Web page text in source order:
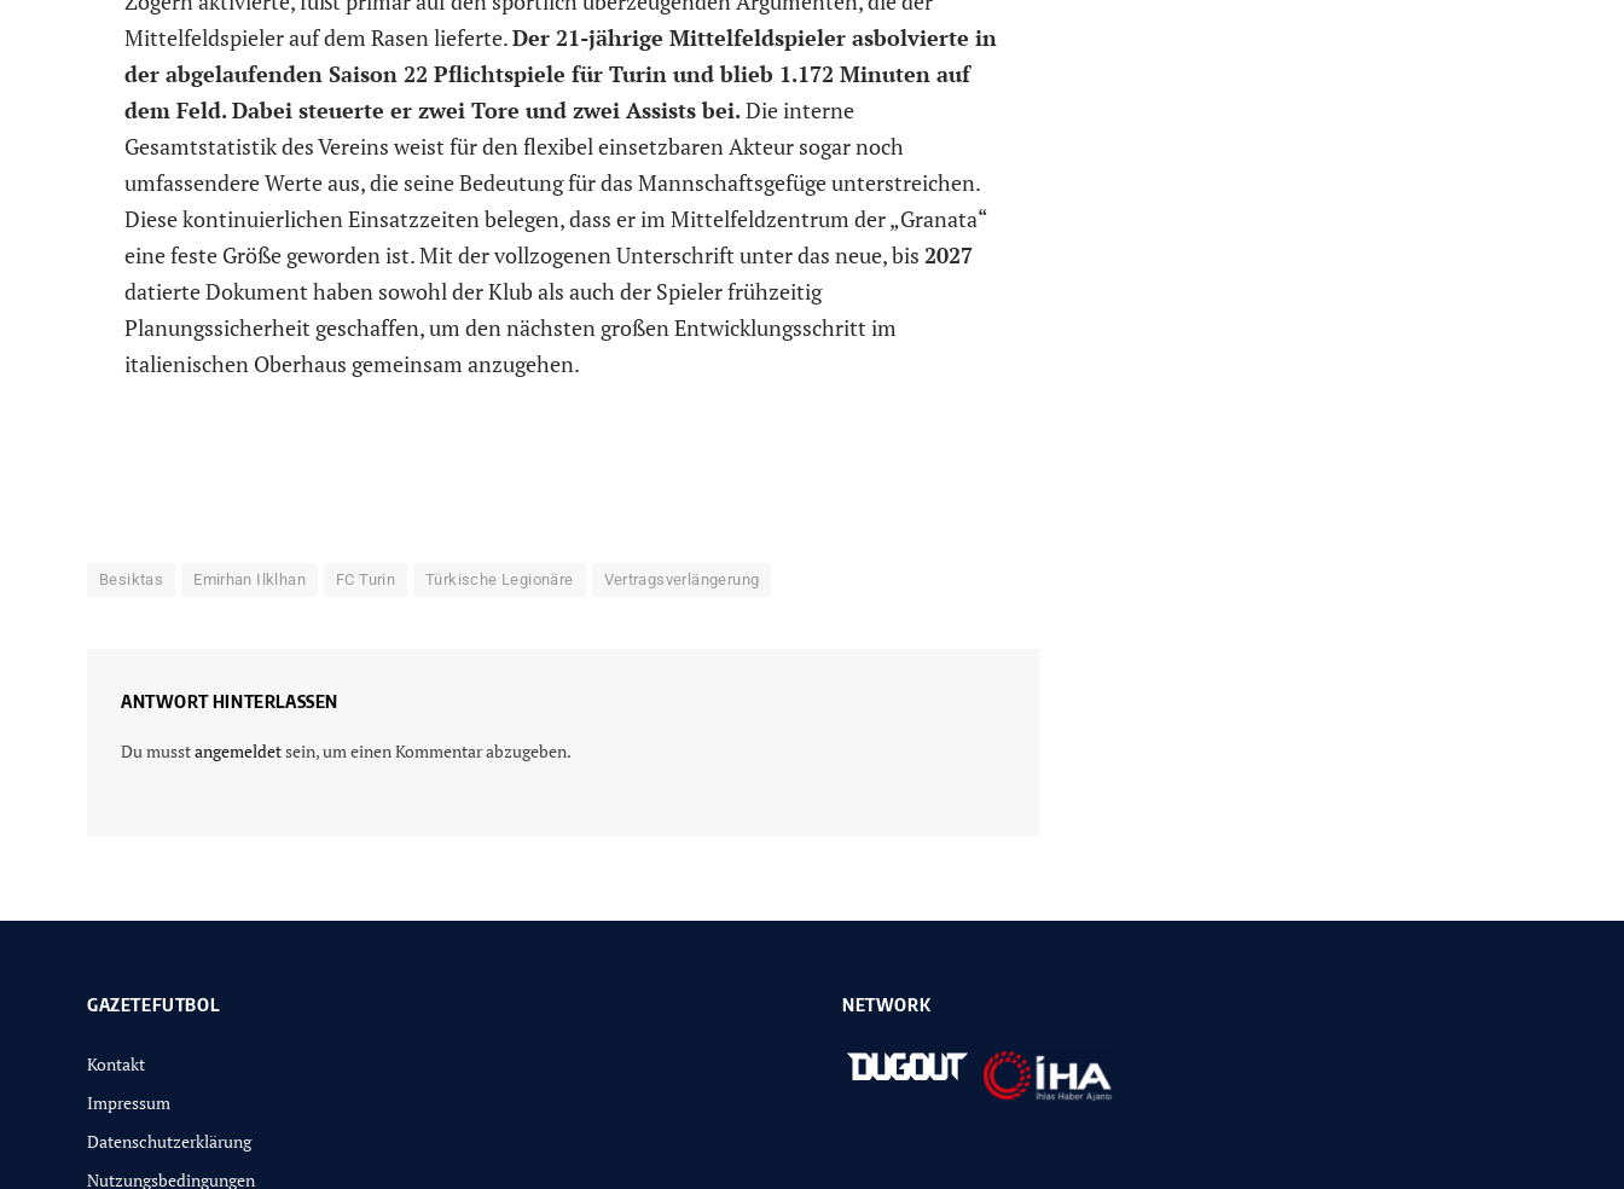
Mittelfeldspieler auf dem Rasen lieferte.Der 21-jährige Mittelfeldspieler asbolvierte in
der abgelaufenden Saison 22 Pflichtspiele für Turin und blieb 1.172 Minuten auf
dem Feld. Dabei steuerte er zwei Tore und zwei Assists bei.Die interne
Gesamtstatistik des Vereins weist für den flexibel einsetzbaren Akteur sogar noch
umfassendere Werte aus, die seine Bedeutung für das Mannschaftsgefüge unterstreichen.
Diese kontinuierlichen Einsatzzeiten belegen, dass er im Mittelfeldzentrum der „Granata“
eine feste Größe geworden ist. Mit der vollzogenen Unterschrift unter das neue, bis 2027
datierte Dokument haben sowohl der Klub als auch der Spieler frühzeitig
Planungssicherheit geschaffen, um den nächsten großen Entwicklungsschritt im
italienischen Oberhaus gemeinsam anzugehen.
Besiktas Emirhan Ilklhan FC Turin Türkische Legionäre Vertragsverlängerung
ANTWORT HINTERLASSEN
Du musstangemeldetsein, um einen Kommentar abzugeben.
GAZETEFUTBOL
Kontakt
Impressum
Datenschutzerklärung
Nutzungsbedingungen
NETWORK